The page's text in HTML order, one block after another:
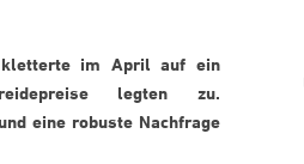
kletterte im April auf ein
legten zu.
eine robuste Nachfrage